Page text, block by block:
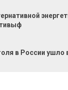
в России ушло